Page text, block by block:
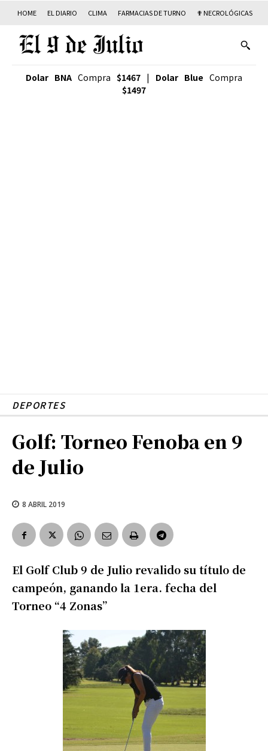
HOME EL DIARIO CLIMA FARMACIAS DE TURNO ✟ NECROLÓGICAS
Dolar BNA Compra $1467 | Dolar Blue Compra
$1497
DEPORTES
Golf: Torneo Fenoba en 9
de Julio
8 ABRIL 2019
El Golf Club 9 de Julio revalido su título de
campeón, ganando la 1era. fecha del
Torneo “4 Zonas”